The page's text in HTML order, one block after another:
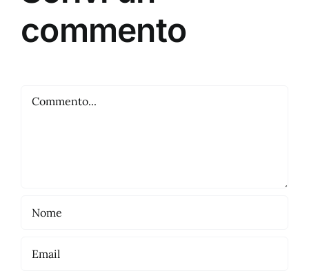
commento
Commento